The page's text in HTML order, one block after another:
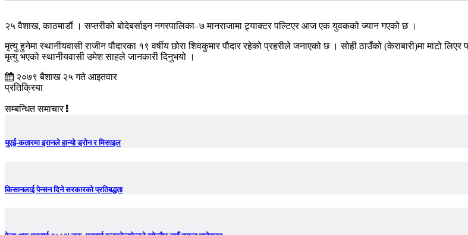
२५ वैशाख, काठमाडौं । सप्तरीको बोदेबर्साइन नगरपालिका–७ मानराजामा ट्र्याक्टर पल्टिएर आज एक युवकको ज्यान गएको छ ।
मृत्यु हुनेमा स्थानीयवासी राजीन पौदारका १९ वर्षीय छोरा शिवकुमार पौदार रहेको प्रहरीले जनाएको छ । सोही ठाउँको (केराबारी)मा
मृत्यु भएको स्थानीयवासी उमेश साहले जानकारी दिनुभयो ।
२०७९ बैशाख २५ गते आइतवार
प्रतिक्रिया
सम्बन्धित समाचार
युएई-कतारमा इरानले हान्यो ड्रोन र मिसाइल
किसानलाई पेन्सन दिने सरकारको प्रतिबद्धता